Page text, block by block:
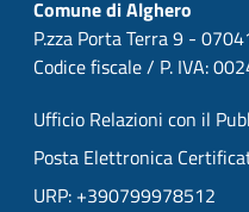
Comune di Alghero
P.zza Porta Terra 9 -
Codice fiscale / P. IVA:
Ufficio Relazioni con il
Posta Elettronica
URP: +390799978512